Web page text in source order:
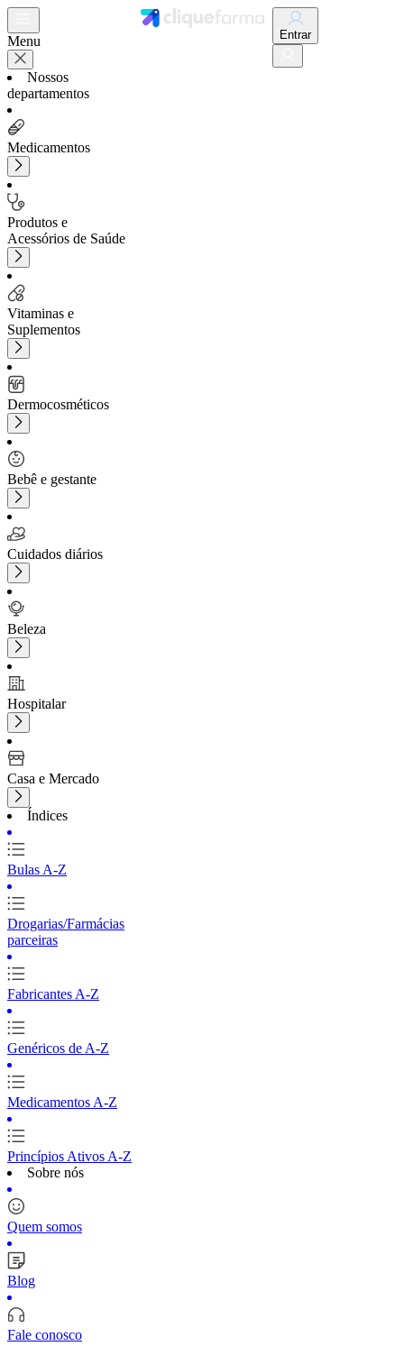
Menu
Nossos
departamentos
Medicamentos
Produtos e
Acessórios de Saúde
Vitaminas e
Suplementos
Dermocosméticos
Bebê e gestante
Cuidados diários
Beleza
Hospitalar
Casa e Mercado
Índices
Bulas A-Z
Drogarias/Farmácias
parceiras
Fabricantes A-Z
Genéricos de A-Z
Medicamentos A-Z
Princípios Ativos A-Z
Sobre nós
Quem somos
Blog
Fale conosco
Entrar